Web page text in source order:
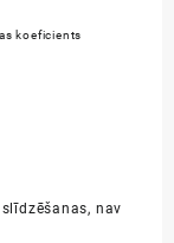
koeficients
nav